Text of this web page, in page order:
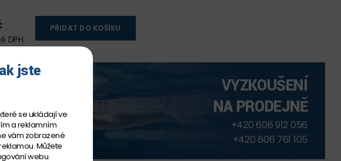
DPH
PŘIDAT DO KOŠÍKU
VYZKOUŠENÍ
NA PRODEJNĚ
+420 606 912 056
+420 606 761 105
jste
se ukládají ve
a reklamním
vám zobrazené
Můžete
webu.